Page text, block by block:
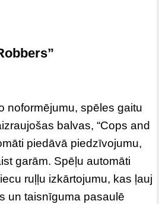
noformējumu, spēles gaitu
balvas, “Cops and
piedāvā piedzīvojumu,
garām. Spēļu automāti
ruļļu izkārtojumu, kas ļauj
un taisnīguma pasaulē